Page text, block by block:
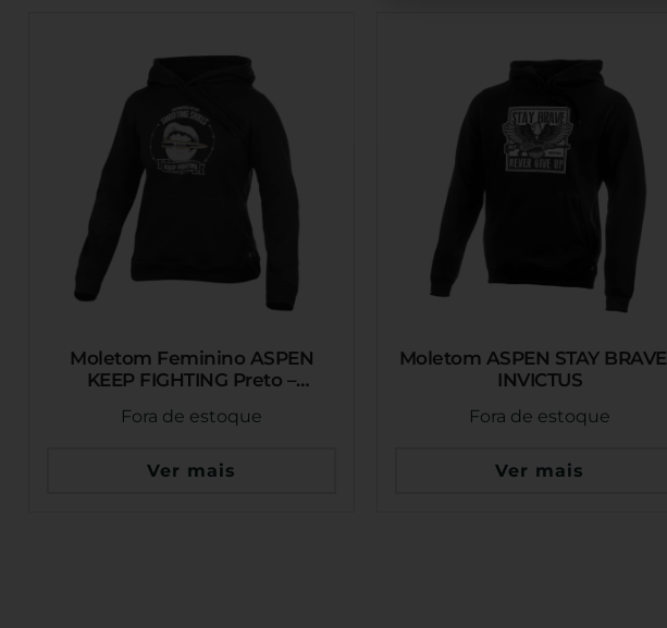
Moletom Feminino ASPEN
KEEP FIGHTING Preto –
Fora de estoque
Ver mais
Moletom ASPEN STAY
INVICTUS
Fora de estoque
Ver mais